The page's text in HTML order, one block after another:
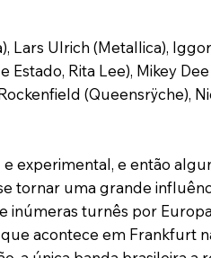
Lars Ulrich (Metallica),
Rita Lee), Mikey
(Queensrÿche),
experimental, e então
tornar uma grande
inúmeras turnês por
acontece em Frankfurt